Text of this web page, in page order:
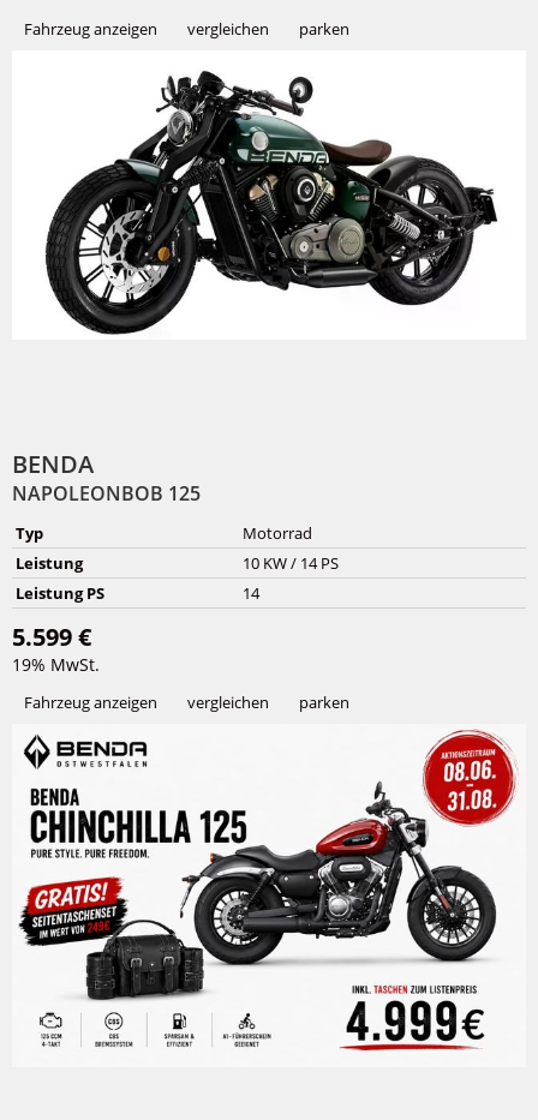
Fahrzeug anzeigen vergleichen parken
BENDA
NAPOLEONBOB 125
Typ
Motorrad
Leistung
10 KW / 14 PS
Leistung PS
14
5.599 €
19% MwSt.
Fahrzeug anzeigen vergleichen parken